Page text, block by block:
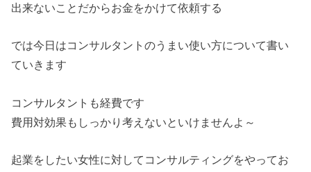
出来ないことだからお金をかけて依頼する
では今日はコンサルタントのうまい使い方について書い
ていきます
コンサルタントも経費です
費用対効果もしっかり考えないといけませんよ～
起業をしたい女性に対してコンサルティングをやってお